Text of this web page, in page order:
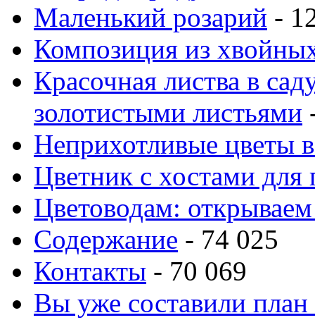
Маленький розарий -
Композиция из
Красочная листва в
золотистыми листьями
Неприхотливые цветы
Цветник с хостами для
Цветоводам:
Содержание - 74 025
Контакты - 70 069
Вы уже составили план